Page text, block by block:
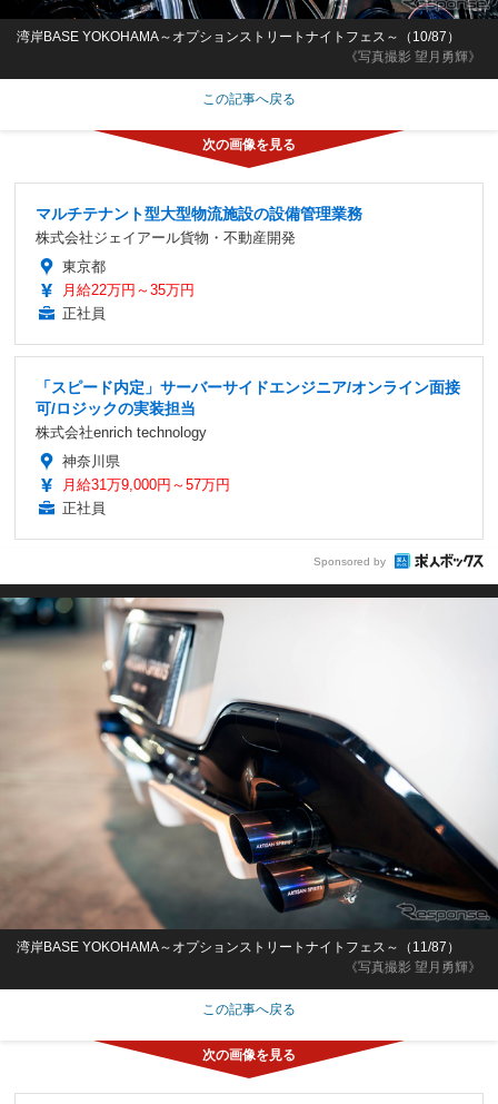
《写真撮影 望月勇輝》
湾岸BASE YOKOHAMA～オプションストリートナイトフェス～（10/87）
この記事へ戻る
マルチテナント型大型物流施設の設備管理業務
株式会社ジェイアール貨物・不動産開発
東京都
月給22万円～35万円
正社員
「スピード内定」サーバーサイドエンジニア/オンライン面接
可/ロジックの実装担当
株式会社enrich technology
神奈川県
月給31万9,000円～57万円
正社員
Sponsored by
《写真撮影 望月勇輝》
湾岸BASE YOKOHAMA～オプションストリートナイトフェス～（11/87）
この記事へ戻る